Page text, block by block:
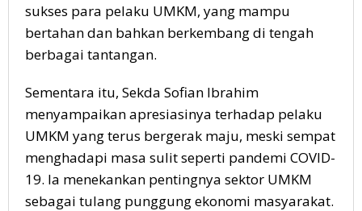
sukses para pelaku UMKM, yang mampu
bertahan dan bahkan berkembang di tengah
berbagai tantangan.
Sementara itu, Sekda Sofian Ibrahim
menyampaikan apresiasinya terhadap pelaku
UMKM yang terus bergerak maju, meski sempat
menghadapi masa sulit seperti pandemi COVID-
19. Ia menekankan pentingnya sektor UMKM
sebagai tulang punggung ekonomi masyarakat.